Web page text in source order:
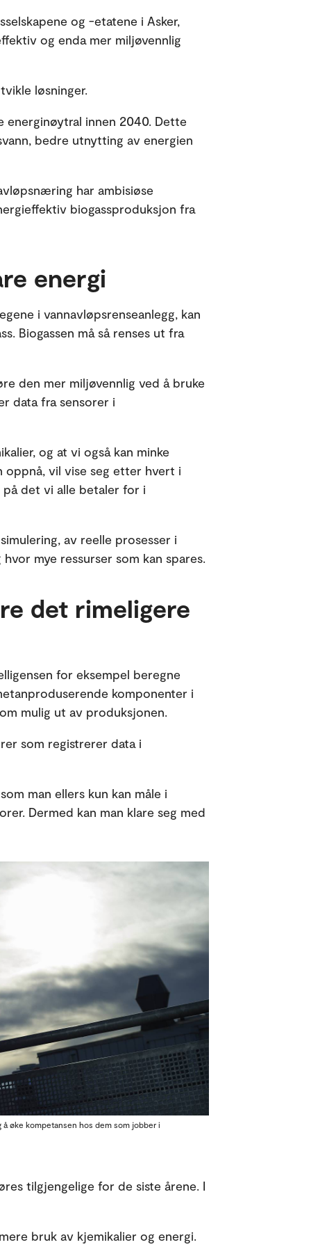
og -etatene i Asker,
og enda mer miljøvennlig
løsninger.
energinøytral innen 2040. Dette
bedre utnytting av energien
har ambisiøse
biogassproduksjon fra
energi
i vannavløpsrenseanlegg, kan
Biogassen må så renses ut fra
den mer miljøvennlig ved å bruke
data fra sensorer i
og at vi også kan minke
oppnå, vil vise seg etter hvert i
det vi alle betaler for i
av reelle prosesser i
mye ressurser som kan spares.
det rimeligere
for eksempel beregne
komponenter i
mulig ut av produksjonen.
som registrerer data i
man ellers kun kan måle i
Dermed kan man klare seg med
øke kompetansen hos dem som jobber i
tilgjengelige for de siste årene. I
bruk av kjemikalier og energi.